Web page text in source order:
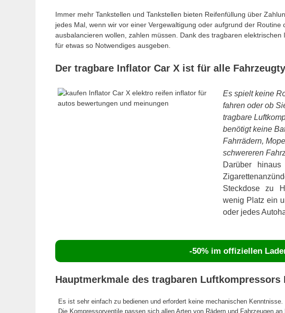
Immer mehr Tankstellen und Tankstellen bieten Reifenfüllung über
jedes Mal, wenn wir vor einer Vergewaltigung oder aufgrund der
ausbalancieren wollen, zahlen müssen. Dank des tragbaren
für etwas so Notwendiges ausgeben.
Der tragbare Inflator Car X ist für alle
Es spielt keine
fahren oder ob
tragbare
benötigt keine
Fahrrädern,
schwereren
Darüber
Steckdose zu
wenig Platz ein
oder jedes
-50% im offiziellen
Hauptmerkmale des tragbaren Luftkompressors
Es ist sehr einfach zu bedienen und erfordert keine mechanischen Kenntnisse.
Die Kompressorventile passen sich allen Arten von Rädern und Fahrzeugen an